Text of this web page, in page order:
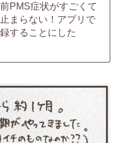
PMS症状がすごくて
まらない！アプリで
することにした